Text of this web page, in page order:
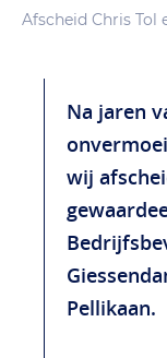
Afscheid Chris Tol
Na jaren
wij
Pellikaan.